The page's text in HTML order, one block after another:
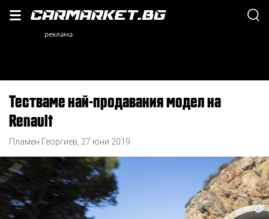
Тестваме най-продавания модел на
Renault
Пламен Георгиев, 27 юни 2019